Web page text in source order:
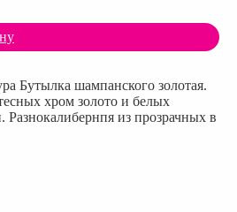
Бутылка шампанского золотая.
хром золото и белых
Разнокалибернпя из прозрачных в